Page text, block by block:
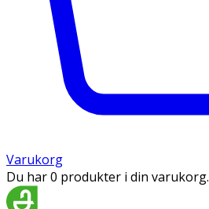
Varukorg
Du har 0 produkter i din varukorg.